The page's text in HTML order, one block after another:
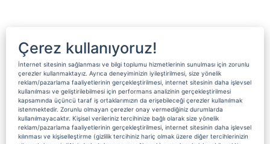
Çerez kullanıyoruz!
İnternet sitesinin sağlanması ve bilgi toplumu hizmetlerinin sunulması için zorunlu
çerezler kullanmaktayız. Ayrıca deneyiminizin iyileştirilmesi, size yönelik
reklam/pazarlama faaliyetlerinin gerçekleştirilmesi, internet sitesinin daha işlevsel
kullanılması ve geliştirilebilmesi için performans analizinin gerçekleştirilmesi
kapsamında üçüncü taraf iş ortaklarımızın da erişebileceği çerezler kullanılmak
istenmektedir. Zorunlu olmayan çerezler onay vermediğiniz durumlarda
kullanılmayacaktır. Kişisel verileriniz tercihinize bağlı olarak size yönelik
reklam/pazarlama faaliyetlerinin gerçekleştirilmesi, internet sitesinin daha işlevsel
kılınması ve kişiselleştirme (gizlilik tercihiniz hariç olmak üzere diğer tercihlerinizin